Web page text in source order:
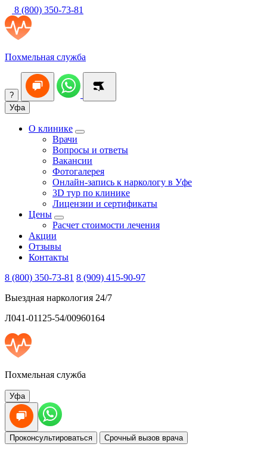
8 (800) 350-73-81
Похмельная служба
?
Уфа
О клинике
Врачи
Вопросы и ответы
Вакансии
Фотогалерея
Онлайн-запись к наркологу в Уфе
3D тур по клинике
Лицензии и сертификаты
Цены
Расчет стоимости лечения
Акции
Отзывы
Контакты
8 (800) 350-73-81 8 (909) 415-90-97
Выездная наркология 24/7
Л041-01125-54/00960164
Похмельная служба
Уфа
Проконсультироваться Срочный вызов врача